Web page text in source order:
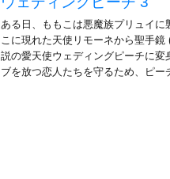
ある日、ももこは悪魔族プリュイ
こに現れた天使リモーネから聖手
説の愛天使ウェディングピーチに
ブを放つ恋人たちを守るため、ピ